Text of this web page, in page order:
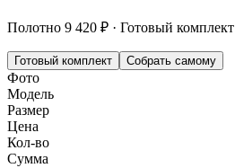
Полотно 9 420 ₽ · Готовый комплект
Готовый комплект Собрать самому
Фото
Модель
Размер
Цена
Кол-во
Сумма